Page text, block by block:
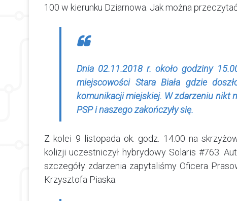
100 w kierunku Dziarnowa. Jak można
Dnia 02.11.2018 r. około godziny
miejscowości Stara Biała gdzie
komunikacji miejskiej. W zdarzeniu nikt
PSP i naszego zakończyły się.
Z kolei 9 listopada ok. godz. 14.00 na
kolizji uczestniczył hybrydowy Solaris #763.
szczegóły zdarzenia zapytaliśmy Oficera
Krzysztofa Piaska: